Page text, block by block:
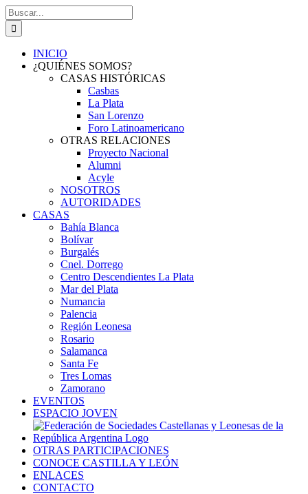
Saltar
al
contenido
Buscar:
INICIO
¿QUIÉNES SOMOS?
CASAS HISTÓRICAS
Casbas
La Plata
San Lorenzo
Foro Latinoamericano
OTRAS RELACIONES
Proyecto Nacional
Alumni
Acyle
NOSOTROS
AUTORIDADES
CASAS
Bahía Blanca
Bolívar
Burgalés
Cnel. Dorrego
Centro Descendientes La Plata
Mar del Plata
Numancia
Palencia
Región Leonesa
Rosario
Salamanca
Santa Fe
Tres Lomas
Zamorano
EVENTOS
ESPACIO JOVEN
OTRAS PARTICIPACIONES
CONOCE CASTILLA Y LEÓN
ENLACES
CONTACTO